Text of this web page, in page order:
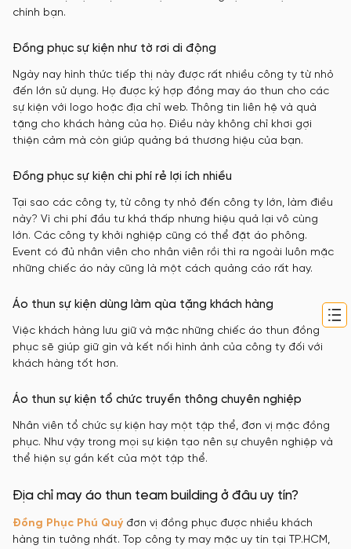
chính bạn.
Đồng phục sự kiện như tờ rơi di động
Ngày nay hình thức tiếp thị này được rất nhiều công ty từ nhỏ
đến lớn sử dụng. Họ được ký hợp đồng may áo thun cho các
sự kiện với logo hoặc địa chỉ web. Thông tin liên hệ và quà
tặng cho khách hàng của họ. Điều này không chỉ khơi gợi
thiện cảm mà còn giúp quảng bá thương hiệu của bạn.
Đồng phục sự kiện chi phí rẻ lợi ích nhiều
Tại sao các công ty, từ công ty nhỏ đến công ty lớn, làm điều
này? Vì chi phí đầu tư khá thấp nhưng hiệu quả lại vô cùng
lớn. Các công ty khởi nghiệp cũng có thể đặt áo phông.
Event có đủ nhân viên cho nhân viên rồi thì ra ngoài luôn mặc
những chiếc áo này cũng là một cách quảng cáo rất hay.
Áo thun sự kiện dùng làm qùa tặng khách hàng
Việc khách hàng lưu giữ và mặc những chiếc áo thun đồng
phục sẽ giúp giữ gìn và kết nối hình ảnh của công ty đối với
khách hàng tốt hơn.
Áo thun sự kiện tổ chức truyền thông chuyên nghiệp
Nhân viên tổ chức sự kiện hay một tập thể, đơn vị mặc đồng
phục. Như vậy trong mọi sự kiện tạo nên sự chuyên nghiệp và
thể hiện sự gắn kết của một tập thể.
Địa chỉ may áo thun team building ở đâu uy tín?
Đồng Phục Phú Quý đơn vị đồng phục được nhiều khách
hàng tin tưởng nhất. Top công ty may mặc uy tín tại TP.HCM,